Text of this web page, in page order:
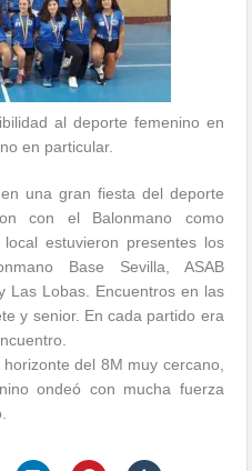
al deporte femenino en
en particular.
una gran fiesta del deporte
con el Balonmano como
estuvieron presentes los
Base Sevilla, ASAB
Las Lobas. Encuentros en las
y senior. En cada partido era
del 8M muy cercano,
ondeó con mucha fuerza